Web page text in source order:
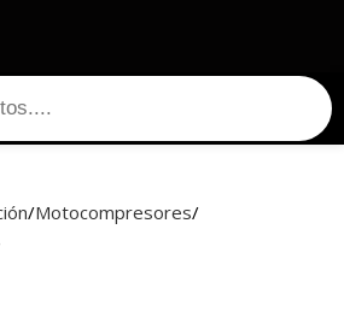
Motocompresores